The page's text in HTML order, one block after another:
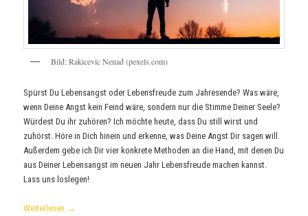
Bild: Rakicevic Nenad (pexels.com)
Spürst Du Lebensangst oder Lebensfreude zum Jahresende? Was wäre,
wenn Deine Angst kein Feind wäre, sondern nur die Stimme Deiner Seele?
Würdest Du ihr zuhören? Ich möchte heute, dass Du still wirst und
zuhörst. Höre in Dich hinein und erkenne, was Deine Angst Dir sagen will.
Außerdem gebe ich Dir vier konkrete Methoden an die Hand, mit denen Du
aus Deiner Lebensangst im neuen Jahr Lebensfreude machen kannst.
Lass uns loslegen!
Weiterlesen →